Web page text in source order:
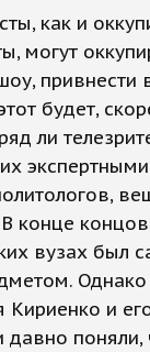
как и
могут
привнести
будет,
ли
экспертными
конце
вузах был
Однако
Кириенко и
поняли,